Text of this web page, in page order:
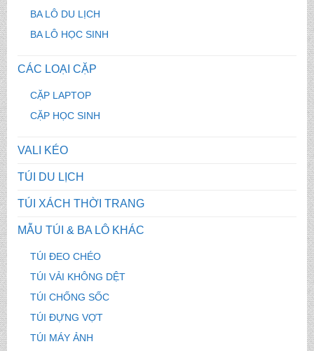
BA LÔ DU LỊCH
BA LÔ HỌC SINH
CÁC LOẠI CẶP
CẶP LAPTOP
CẶP HỌC SINH
VALI KÉO
TÚI DU LỊCH
TÚI XÁCH THỜI TRANG
MẪU TÚI & BA LÔ KHÁC
TÚI ĐEO CHÉO
TÚI VẢI KHÔNG DỆT
TÚI CHỐNG SỐC
TÚI ĐỰNG VỢT
TÚI MÁY ẢNH